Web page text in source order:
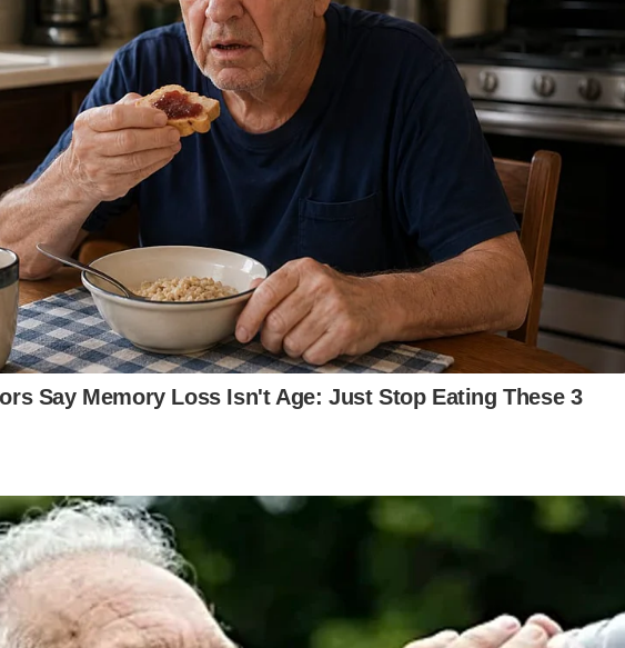
കിട്ടുന്ന ശമ്പളം കൊണ്ട് തന്നെ ജീവിക്കാൻ പറ്റുന്നില്ല. ജോലി
സ്‌ട്രെസ് ആണെന്ന് കരുതി ജോലി ഉപേക്ഷിക്കാൻ പറ്റുമോ..?
പക്ഷെ ദിവസവും 12 ഉം 15 ഉം ഒക്കെ മണിക്കൂർ നിങ്ങൾ
ജീവിതത്തിൽ സന്തോഷം ലഭിക്കുന്നുണ്ടോ..? സുഖകരമായി
മാനസിക സമ്മർദം ഇല്ലാത്ത ആളാണോ നിങ്ങൾ..? അങ്ങനെ
തന്നെ ആണ്.
ഉള്ളവർ അല്ല. ഇപ്പോഴുള്ള ജോലി രാജിവെയ്ക്കണം എന്ന്
ചിന്തിക്കാത്ത എത്ര പേരുണ്ട്..? രാജിക്കത്ത് ബോസ്സിന്റെ മുഖത്ത്
അടിച്ച് പുറത്ത് ഇറങ്ങി പോരുന്ന രംഗം ആലോചിക്കാത്ത
എല്ലാം എല്ലാവർക്കും അറിയാവുന്ന കാര്യങ്ങൾ ആണ്.
ചെയ്യണമെന്നും ആഗ്രഹിക്കുന്ന കാര്യങ്ങളും ആണ്.
ചെയ്യാൻ പറ്റുന്നില്ല എന്ന് ചോദിച്ചാൽ ഒരേ ഒരു ഉത്തരമേ ഉള്ളൂ,
ബാധ്യതകൾ..!
ദിവസം പറഞ്ഞത്, അവന് ജോലി സമ്മർദം താങ്ങാൻ പറ്റുന്നില്ല.
മാറാം എന്ന് വെച്ചാൽ housing ലോൺ, വെഹിക്കിൾ ലോൺ,
ചെയ്താലേ അവന് ലോണുകൾ അടച്ചു തീർക്കാൻ പറ്റൂ..!
ഒക്കെയാണ്. പക്ഷെ ഒരു മാസത്തെ ലോൺ repayment എല്ലാം
കാർഡ് തന്നെ ശരണം എന്ന അവസ്ഥയാണ്. അതായത് ജീവിതം മുഴുവൻ
മുതൽ പാതിരാത്രി വരെ ജോലി ചെയ്യുന്നു എന്നർത്ഥം.
പൂർണമായും ഇല്ലാതാക്കാൻ കഴിയില്ല. പക്ഷെ അതിന്റെ ലെവൽ